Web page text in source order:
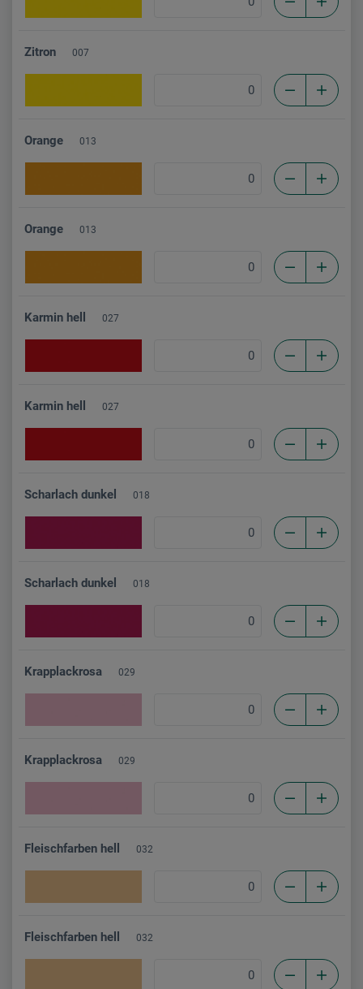
Zitron 007
Orange 013
Orange 013
Karmin hell 027
Karmin hell 027
Scharlach dunkel 018
Scharlach dunkel 018
Krapplackrosa 029
Krapplackrosa 029
Fleischfarben hell 032
Fleischfarben hell 032